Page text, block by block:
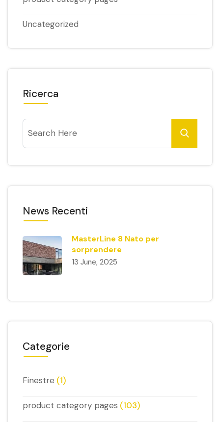
Uncategorized
Ricerca
News Recenti
MasterLine 8 Nato per
sorprendere
13 June, 2025
Categorie
Finestre (1)
product category pages (103)